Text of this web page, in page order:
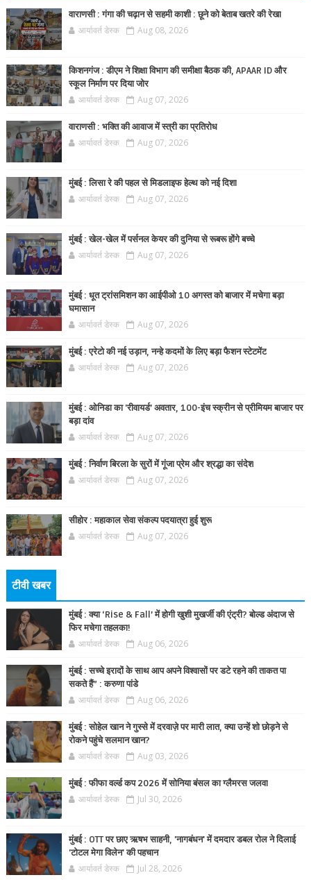
वाराणसी : गंगा की चढ़ान से सहमी काशी : छूने को बेताब खतरे की रेखा
आर्यावर्त डेस्क Aug 08, 2026
किशनगंज : डीएम ने शिक्षा विभाग की समीक्षा बैठक की, APAAR ID और
स्कूल निर्माण पर दिया जोर
आर्यावर्त डेस्क Aug 07, 2026
वाराणसी : भक्ति की आवाज में स्त्री का प्रतिरोध
आर्यावर्त डेस्क Aug 07, 2026
मुंबई : लिसा रे की पहल से मिडलाइफ हेल्थ को नई दिशा
आर्यावर्त डेस्क Aug 07, 2026
मुंबई : खेल-खेल में पर्सनल केयर की दुनिया से रूबरू होंगे बच्चे
आर्यावर्त डेस्क Aug 07, 2026
मुंबई : धूत ट्रांसमिशन का आईपीओ 10 अगस्त को बाजार में मचेगा बड़ा
घमासान
आर्यावर्त डेस्क Aug 07, 2026
मुंबई : एरेटो की नई उड़ान, नन्हे कदमों के लिए बड़ा फैशन स्टेटमेंट
आर्यावर्त डेस्क Aug 07, 2026
मुंबई : ओनिडा का 'रीवायर्ड’ अवतार, 100-इंच स्क्रीन से प्रीमियम बाजार पर
बड़ा दांव
आर्यावर्त डेस्क Aug 07, 2026
मुंबई : निर्वाण बिरला के सुरों में गूंजा प्रेम और श्रद्धा का संदेश
आर्यावर्त डेस्क Aug 07, 2026
सीहोर : महाकाल सेवा संकल्प पदयात्रा हुई शुरू
आर्यावर्त डेस्क Aug 07, 2026
टीवी खबर
मुंबई : क्या ‘Rise & Fall’ में होगी खुशी मुखर्जी की एंट्री? बोल्ड अंदाज से
फिर मचेगा तहलका!
आर्यावर्त डेस्क Aug 06, 2026
मुंबई : सच्चे इरादों के साथ आप अपने विश्वासों पर डटे रहने की ताकत पा
सकते हैं” : करुणा पांडे
आर्यावर्त डेस्क Aug 06, 2026
मुंबई : सोहेल खान ने गुस्से में दरवाज़े पर मारी लात, क्या उन्हें शो छोड़ने से
रोकने पहुंचे सलमान खान?
आर्यावर्त डेस्क Aug 03, 2026
मुंबई : फीफा वर्ल्ड कप 2026 में सोनिया बंसल का ग्लैमरस जलवा
आर्यावर्त डेस्क Jul 30, 2026
मुंबई : OTT पर छाए ऋषभ साहनी, 'नागबंधन' में दमदार डबल रोल ने दिलाई
'टोटल मेगा विलेन' की पहचान
आर्यावर्त डेस्क Jul 28, 2026